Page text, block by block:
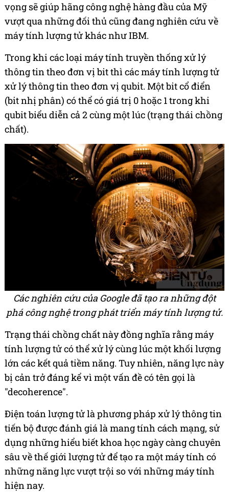
vọng sẽ giúp hãng công nghệ hàng đầu của Mỹ
vượt qua những đối thủ cũng đang nghiên cứu về
máy tính lượng tử khác như IBM.
Trong khi các loại máy tính truyền thống xử lý
thông tin theo đơn vị bit thì các máy tính lượng tử
xử lý thông tin theo đơn vị qubit. Một bit cổ điển
(bit nhị phân) có thể có giá trị 0 hoặc 1 trong khi
qubit biểu diễn cả 2 cùng một lúc (trạng thái chồng
chất).
Các nghiên cứu của Google đã tạo ra những đột
phá công nghệ trong phát triển máy tính lượng tử.
Trạng thái chồng chất này đồng nghĩa rằng máy
tính lượng tử có thể xử lý cùng lúc một khối lượng
lớn các kết quả tiềm năng. Tuy nhiên, năng lực này
bị cản trở đáng kể vì một vấn đề có tên gọi là
"decoherence".
Điện toán lượng tử là phương pháp xử lý thông tin
tiến bộ được đánh giá là mang tính cách mạng, sử
dụng những hiểu biết khoa học ngày càng chuyên
sâu về thế giới lượng tử để tạo ra một máy tính có
những năng lực vượt trội so với những máy tính
hiện nay.